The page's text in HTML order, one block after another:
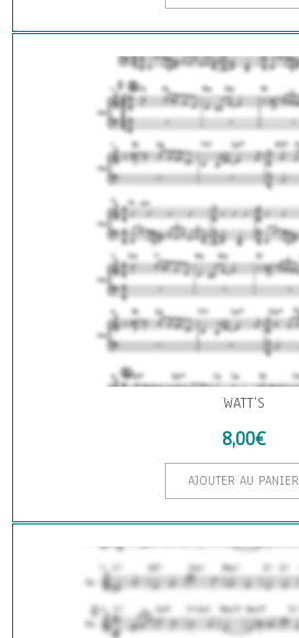
WATT’S
8,00€
AJOUTER AU PANIER